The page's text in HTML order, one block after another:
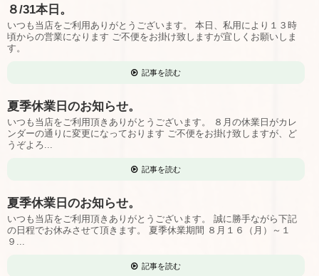
８/31本日。
いつも当店をご利用ありがとうございます。 本日、私用により１３時
頃からの営業になります ご不便をお掛け致しますが宜しくお願いしま
す。
記事を読む
夏季休業日のお知らせ。
いつも当店をご利用頂きありがとうございます。 ８月の休業日がカレ
ンダーの通りに変更になっております ご不便をお掛け致しますが、ど
うぞよろ...
記事を読む
夏季休業日のお知らせ。
いつも当店をご利用頂きありがとうございます。 誠に勝手ながら下記
の日程でお休みさせて頂きます。 夏季休業期間 ８月１６（月）～１
９...
記事を読む